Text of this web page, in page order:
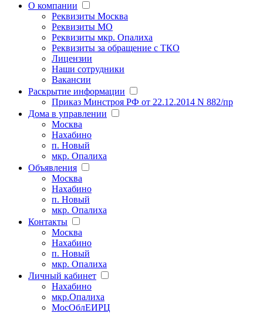
О компании
Реквизиты Москва
Реквизиты МО
Реквизиты мкр. Опалиха
Реквизиты за обращение с ТКО
Лицензии
Наши сотрудники
Вакансии
Раскрытие информации
Приказ Минстроя РФ от 22.12.2014 N 882/пр
Дома в управлении
Москва
Нахабино
п. Новый
мкр. Опалиха
Объявления
Москва
Нахабино
п. Новый
мкр. Опалиха
Контакты
Москва
Нахабино
п. Новый
мкр. Опалиха
Личный кабинет
Нахабино
мкр.Опалиха
МосОблЕИРЦ